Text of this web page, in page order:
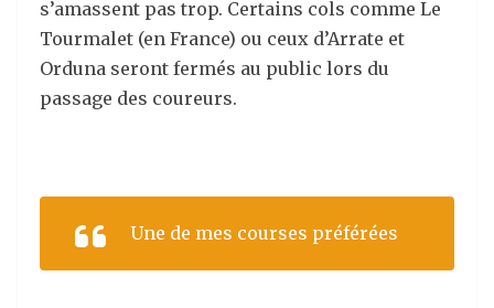
s’amassent pas trop. Certains cols comme Le
Tourmalet (en France) ou ceux d’Arrate et
Orduna seront fermés au public lors du
passage des coureurs.
Une de mes courses préférées